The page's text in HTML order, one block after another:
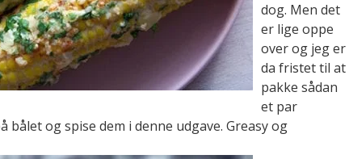
dog. Men det
er lige oppe
over og jeg er
da fristet til at
pakke sådan
et par
bålet og spise dem i denne udgave. Greasy og